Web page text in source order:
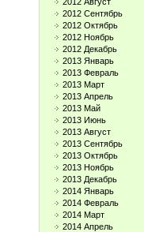
2012 Сентябрь
2012 Октябрь
2012 Ноябрь
2012 Декабрь
2013 Январь
2013 Февраль
2013 Март
2013 Апрель
2013 Май
2013 Июнь
2013 Август
2013 Сентябрь
2013 Октябрь
2013 Ноябрь
2013 Декабрь
2014 Январь
2014 Февраль
2014 Март
2014 Апрель